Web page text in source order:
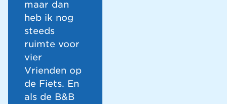
maar dan
heb ik nog
steeds
ruimte voor
vier
Vrienden op
de Fiets. En
als de B&B